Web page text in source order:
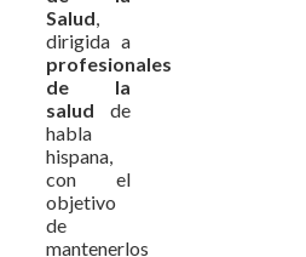
Salud
dirigida a
profesionales
de la
salud de
habla
hispana,
con el
objetivo
de
mantenerlos